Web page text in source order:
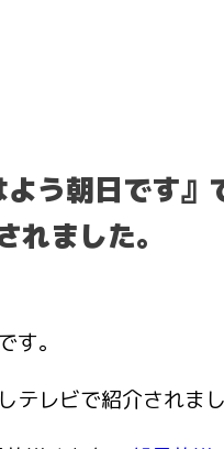
う朝日です』
れました。
す。
テレビで紹介されまし